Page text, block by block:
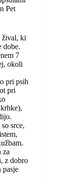
Pet
žival, ki
dobe.
7
okoli
pri psih
pri
srce,
za
z dobro
pasje